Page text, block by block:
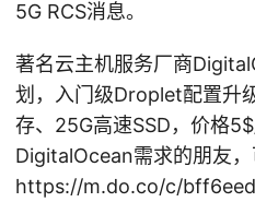
5G RCS消息。
著名云主机服务厂商
划，入门级Droplet配置升
存、25G高速SSD，价格5
DigitalOcean需求的朋友
https://m.do.co/c/